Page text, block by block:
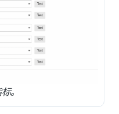
Poller-
mibs
存储已上传 MIB 文件
。如果选择
菜单中选择已上传的
字段中选择凭据。
OID和性能计数器的
。